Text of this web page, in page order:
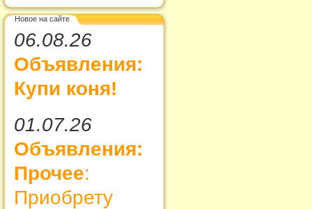
Новое на сайте
06.08.26
Объявления:
Купи коня!
01.07.26
Объявления:
Прочее:
Приобрету